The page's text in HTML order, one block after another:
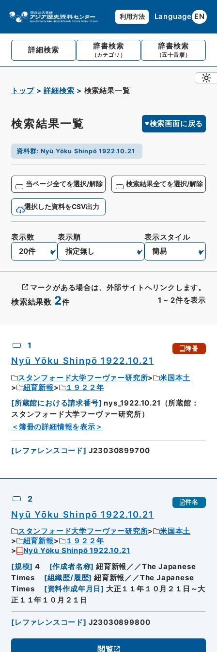
利用方法 Language EN
詳細検索 辞書検索
（カテゴリ）
辞書検索
（五十音順）
トップ 詳細検索 検索結果一覧
検索結果一覧 検索画面に戻る
資料群:Nyū Yōku Shinpō 1922.10.21
当ページ全てを選択/解除 検索結果全てを選択/解除
選択した資料をCSV出力
検索結果数 2件 1 ~ 2件を表示
表示数 表示順 表示スタイル
マークがある場合は、外部サイトへリンクします。
1 簿冊
Nyū Yōku Shinpō 1922.10.21
スタンフォード大学フーヴァー研究所
米国本土
紐育新報
１９２２年
[所蔵館における請求番号] nys_1922.10.21（所蔵館：
スタンフォード大学フーヴァー研究所）
＜簿冊の詳細情報を表示＞
[レファレンスコード] J23030899700
2 件名
Nyū Yōku Shinpō 1922.10.21
スタンフォード大学フーヴァー研究所
米国本土
紐育新報
１９２２年
Nyū Yōku Shinpō 1922.10.21
[規模] 4 [作成者名称] 紐育新報／／The Japanese
Times
[組織歴/履歴] 紐育新報／／The Japanese
Times
[資料作成年月日] 大正１１年１０月２１日～大
正１１年１０月２１日
[レファレンスコード] J23030899800
閲覧